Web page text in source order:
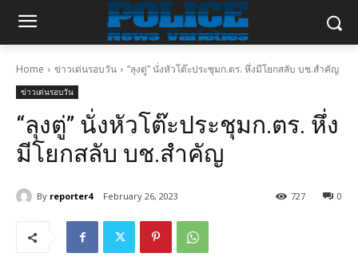
Home ข่าวเด่นรอบวัน “ลุงตู่” นั่งหัวโต๊ะประชุมก.ตร. หึ่งมีโยกสลับ บช.สำคัญ
ข่าวเด่นรอบวัน
“ลุงตู่” นั่งหัวโต๊ะประชุมก.ตร. หึ่ง
มีโยกสลับ บช.สำคัญ
By reporter4 February 26, 2023 0
727